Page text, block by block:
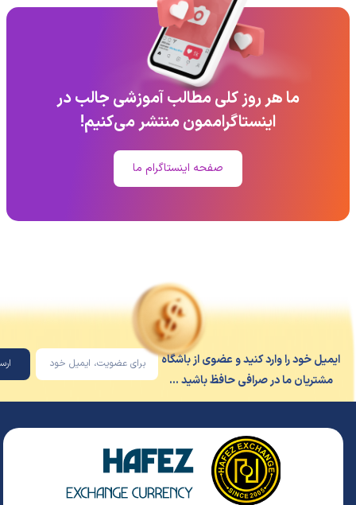
ما هر روز کلی مطالب آموزشی جالب در
اینستاگراممون منتشر می‌کنیم!
صفحه اینستاگرام ما
خود را وارد کنید و عضوی از باشگاه
ما در صرافی حافظ باشید ...